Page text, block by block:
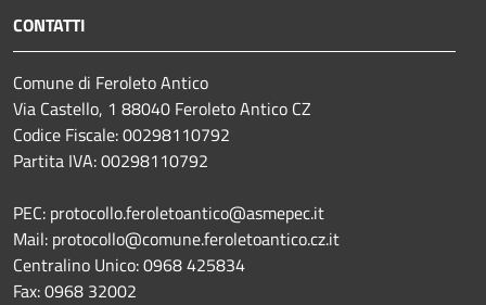
CONTATTI
Comune di Feroleto Antico
Via Castello, 1 88040 Feroleto Antico CZ
Codice Fiscale: 00298110792
Partita IVA: 00298110792
PEC: protocollo.feroletoantico@asmepec.it
Mail: protocollo@comune.feroletoantico.cz.it
Centralino Unico: 0968 425834
Fax: 0968 32002